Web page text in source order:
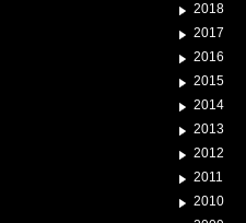
2018
2017
2016
2015
2014
2013
2012
2011
2010